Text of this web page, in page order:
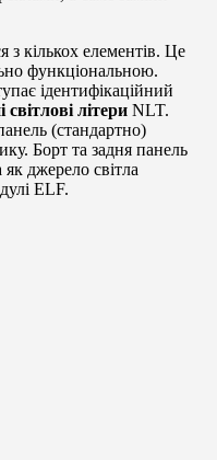
з кількох елементів. Це
функціональною.
ідентифікаційний
світлові літери NLT.
(стандартно)
Борт та задня панель
джерело світла
ELF.